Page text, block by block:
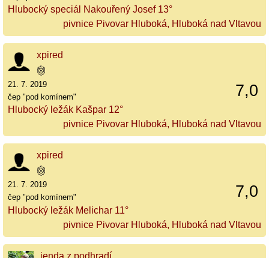
Hlubocký speciál Nakouřený Josef 13°
pivnice Pivovar Hluboká, Hluboká nad Vltavou
xpired
7,0
21. 7. 2019
čep "pod komínem"
Hlubocký ležák Kašpar 12°
pivnice Pivovar Hluboká, Hluboká nad Vltavou
xpired
7,0
21. 7. 2019
čep "pod komínem"
Hlubocký ležák Melichar 11°
pivnice Pivovar Hluboká, Hluboká nad Vltavou
jenda z podhradí